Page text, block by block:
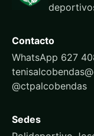
Contacto
WhatsApp 627
@ctpalcobendas
Sedes